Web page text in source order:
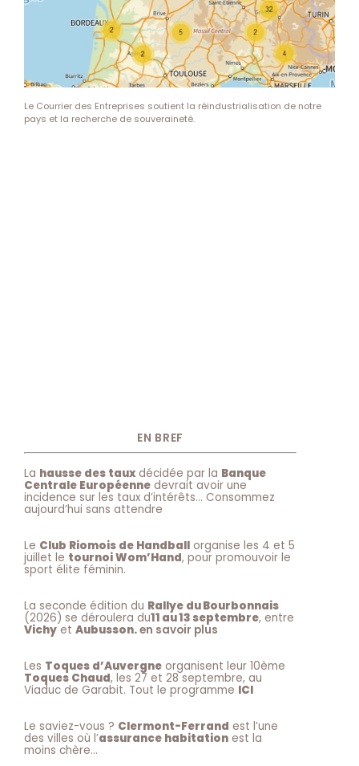
Le Courrier des Entreprises soutient la réindustrialisation de notre
pays et la recherche de souveraineté.
EN BREF
La hausse des taux décidée par la Banque
Centrale Européenne devrait avoir une
incidence sur les taux d’intérêts… Consommez
aujourd’hui sans attendre
Le Club Riomois de Handball organise les 4 et 5
juillet le tournoi Wom’Hand, pour promouvoir le
sport élite féminin.
La seconde édition du Rallye du Bourbonnais
(2026) se déroulera du11 au 13 septembre, entre
Vichy et Aubusson.en savoir plus
Les Toques d’Auvergne organisent leur 10ème
Toques Chaud, les 27 et 28 septembre, au
Viaduc de Garabit. Tout le programme ICI
Le saviez-vous ? Clermont-Ferrand est l’une
des villes où l’assurance habitation est la
moins chère…